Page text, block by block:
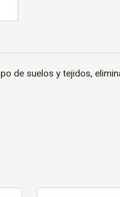
de suelos y tejidos,